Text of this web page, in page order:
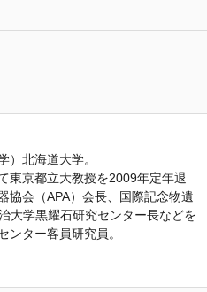
）北海道大学。
東京都立大教授を2009年定年退
協会（APA）会長、国際記念物遺
大学黒耀石研究センター長などを
ター客員研究員。